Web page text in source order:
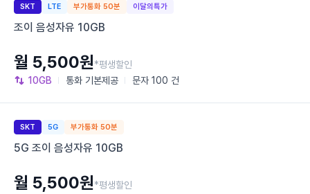
SKT LTE 부가통화 50분 이달의특가
조이 음성자유 10GB
10GB 통화 기본제공 문자 100 건
월 5,500원*평생할인
SKT 5G 부가통화 50분
5G 조이 음성자유 10GB
월 5,500원*평생할인